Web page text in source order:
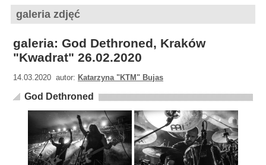
galeria zdjęć
galeria: God Dethroned, Kraków
"Kwadrat" 26.02.2020
14.03.2020 autor: Katarzyna "KTM" Bujas
God Dethroned